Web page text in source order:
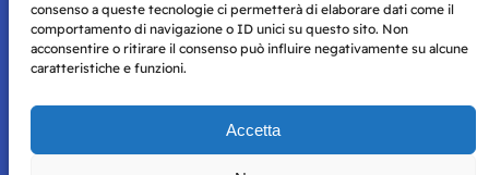
consenso a queste tecnologie ci permetterà di elaborare dati come il
comportamento di navigazione o ID unici su questo sito. Non
acconsentire o ritirare il consenso può influire negativamente su alcune
caratteristiche e funzioni.
Accetta
Storie di Napoli è una testata registrata presso il tribunale di